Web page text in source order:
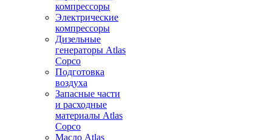
компрессоры
Электрические
компрессоры
Дизельные
генераторы Atlas
Copco
Подготовка
воздуха
Запасные части
и расходные
материалы Atlas
Copco
Масло Atlas